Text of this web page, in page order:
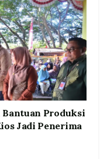
Produksi
Jadi Penerima